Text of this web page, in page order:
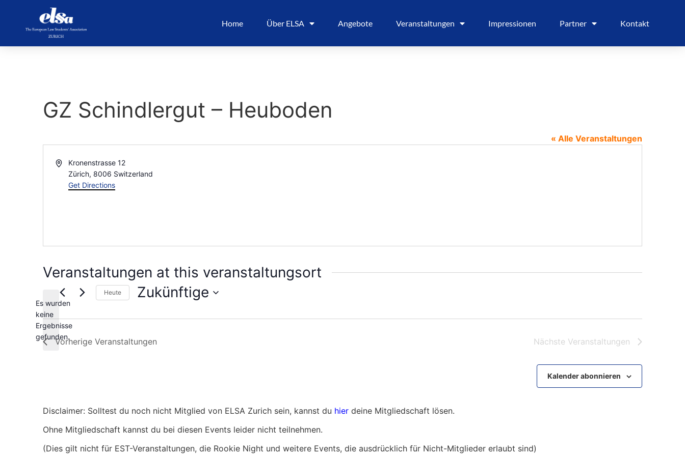
Home Über ELSA Angebote Veranstaltungen Impressionen Partner Kontakt
GZ Schindlergut – Heuboden
« Alle Veranstaltungen
AddressKronenstrasse 12
Zürich, 8006 Switzerland
Get Directions
Veranstaltungen at this veranstaltungsort
Notice
Es wurden
keine
Ergebnisse
gefunden.
Heute Zukünftige
das
aus.
Vorherige Veranstaltungen Nächste Veranstaltungen
Kalender abonnieren
Disclaimer: Solltest du noch nicht Mitglied von ELSA Zurich sein, kannst du hier deine Mitgliedschaft lösen.
Ohne Mitgliedschaft kannst du bei diesen Events leider nicht teilnehmen.
(Dies gilt nicht für EST-Veranstaltungen, die Rookie Night und weitere Events, die ausdrücklich für Nicht-Mitglieder erlaubt sind)